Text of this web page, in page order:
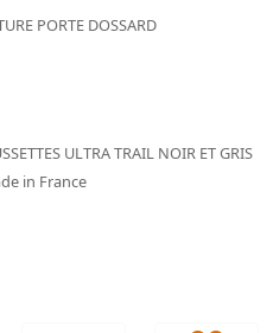
PORTE DOSSARD
ULTRA TRAIL NOIR ET GRIS
in France